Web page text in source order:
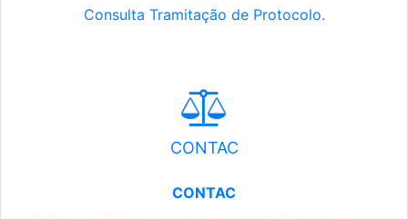
Consulta Tramitação de Protocolo.
CONTAC
CONTAC